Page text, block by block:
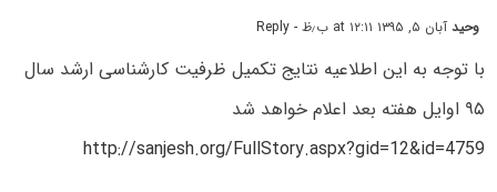
وحیدآبان ۵, ۱۳۹۵ at ۱۲:۱۱ ب٫ظ - Reply
با توجه به این اطلاعیه نتایج تکمیل ظرفیت کارشناسی ارشد سال
۹۵ اوایل هفته بعد اعلام خواهد شد
http://sanjesh.org/FullStory.aspx?gid=12&id=4759